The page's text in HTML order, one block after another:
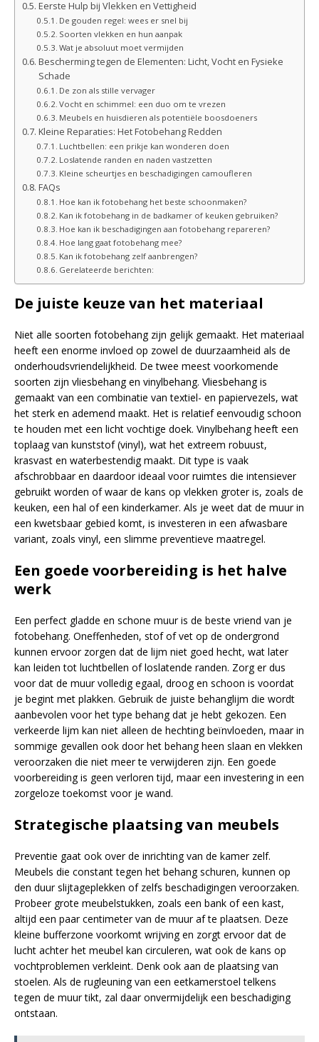
Eerste Hulp bij Vlekken en Vettigheid
De gouden regel: wees er snel bij
Soorten vlekken en hun aanpak
Wat je absoluut moet vermijden
Bescherming tegen de Elementen: Licht, Vocht en Fysieke
Schade
De zon als stille vervager
Vocht en schimmel: een duo om te vrezen
Meubels en huisdieren als potentiële boosdoeners
Kleine Reparaties: Het Fotobehang Redden
Luchtbellen: een prikje kan wonderen doen
Loslatende randen en naden vastzetten
Kleine scheurtjes en beschadigingen camoufleren
FAQs
Hoe kan ik fotobehang het beste schoonmaken?
Kan ik fotobehang in de badkamer of keuken gebruiken?
Hoe kan ik beschadigingen aan fotobehang repareren?
Hoe lang gaat fotobehang mee?
Kan ik fotobehang zelf aanbrengen?
Gerelateerde berichten:
De juiste keuze van het materiaal
Niet alle soorten fotobehang zijn gelijk gemaakt. Het materiaal
heeft een enorme invloed op zowel de duurzaamheid als de
onderhoudsvriendelijkheid. De twee meest voorkomende
soorten zijn vliesbehang en vinylbehang. Vliesbehang is
gemaakt van een combinatie van textiel- en papiervezels, wat
het sterk en ademend maakt. Het is relatief eenvoudig schoon
te houden met een licht vochtige doek. Vinylbehang heeft een
toplaag van kunststof (vinyl), wat het extreem robuust,
krasvast en waterbestendig maakt. Dit type is vaak
afschrobbaar en daardoor ideaal voor ruimtes die intensiever
gebruikt worden of waar de kans op vlekken groter is, zoals de
keuken, een hal of een kinderkamer. Als je weet dat de muur in
een kwetsbaar gebied komt, is investeren in een afwasbare
variant, zoals vinyl, een slimme preventieve maatregel.
Een goede voorbereiding is het halve
werk
Een perfect gladde en schone muur is de beste vriend van je
fotobehang. Oneffenheden, stof of vet op de ondergrond
kunnen ervoor zorgen dat de lijm niet goed hecht, wat later
kan leiden tot luchtbellen of loslatende randen. Zorg er dus
voor dat de muur volledig egaal, droog en schoon is voordat
je begint met plakken. Gebruik de juiste behanglijm die wordt
aanbevolen voor het type behang dat je hebt gekozen. Een
verkeerde lijm kan niet alleen de hechting beïnvloeden, maar in
sommige gevallen ook door het behang heen slaan en vlekken
veroorzaken die niet meer te verwijderen zijn. Een goede
voorbereiding is geen verloren tijd, maar een investering in een
zorgeloze toekomst voor je wand.
Strategische plaatsing van meubels
Preventie gaat ook over de inrichting van de kamer zelf.
Meubels die constant tegen het behang schuren, kunnen op
den duur slijtageplekken of zelfs beschadigingen veroorzaken.
Probeer grote meubelstukken, zoals een bank of een kast,
altijd een paar centimeter van de muur af te plaatsen. Deze
kleine bufferzone voorkomt wrijving en zorgt ervoor dat de
lucht achter het meubel kan circuleren, wat ook de kans op
vochtproblemen verkleint. Denk ook aan de plaatsing van
stoelen. Als de rugleuning van een eetkamerstoel telkens
tegen de muur tikt, zal daar onvermijdelijk een beschadiging
ontstaan.